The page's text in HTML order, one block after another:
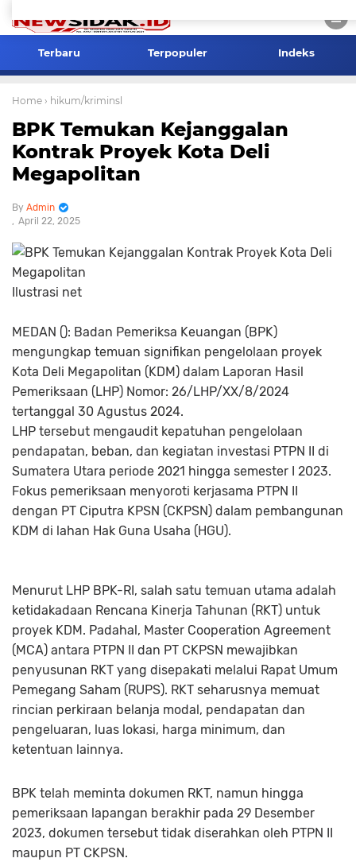
Terbaru Terpopuler Indeks
Home › hikum/kriminsl
BPK Temukan Kejanggalan
Kontrak Proyek Kota Deli
Megapolitan
Admin
April 22, 2025
Ilustrasi net
MEDAN (): Badan Pemeriksa Keuangan (BPK)
mengungkap temuan signifikan pengelolaan proyek
Kota Deli Megapolitan (KDM) dalam Laporan Hasil
Pemeriksaan (LHP) Nomor: 26/LHP/XX/8/2024
tertanggal 30 Agustus 2024.
LHP tersebut mengaudit kepatuhan pengelolaan
pendapatan, beban, dan kegiatan investasi PTPN II di
Sumatera Utara periode 2021 hingga semester I 2023.
Fokus pemeriksaan menyoroti kerjasama PTPN II
dengan PT Ciputra KPSN (CKPSN) dalam pembangunan
KDM di lahan Hak Guna Usaha (HGU).
Menurut LHP BPK-RI, salah satu temuan utama adalah
ketidakadaan Rencana Kinerja Tahunan (RKT) untuk
proyek KDM. Padahal, Master Cooperation Agreement
(MCA) antara PTPN II dan PT CKPSN mewajibkan
penyusunan RKT yang disepakati melalui Rapat Umum
Pemegang Saham (RUPS). RKT seharusnya memuat
rincian perkiraan belanja modal, pendapatan dan
pengeluaran, luas lokasi, harga minimum, dan
ketentuan lainnya.
BPK telah meminta dokumen RKT, namun hingga
pemeriksaan lapangan berakhir pada 29 Desember
2023, dokumen tersebut tidak diserahkan oleh PTPN II
maupun PT CKPSN.